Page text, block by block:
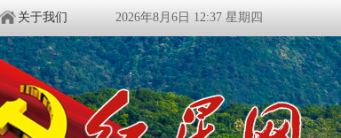
关于我们 2026年8月6日 12:37 星期四